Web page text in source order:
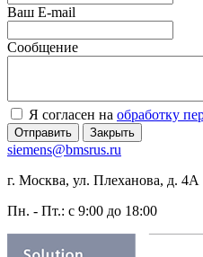
Ваш E-mail
Сообщение
Я согласен на обработку
Отправить Закрыть
siemens@bmsrus.ru
г. Москва, ул. Плеханова, д. 4А
Пн. - Пт.: c 9:00 до 18:00